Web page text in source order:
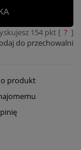
154pkt [ ? ]
do przechowalni
produkt